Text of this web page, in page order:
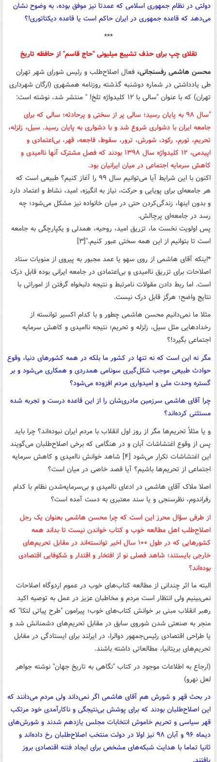
دولتی در نظام جمهوری اسلامی که عمدتا نیز موفق بوده، به وضوح نشان
می‌دهد که قاعده جمهوری در ایران حاکم است یا قاعده دیکتاتوری!؟
***
تقلای چپ برای حذف تشییع میلیونی "حاج قاسم" از حافظه تاریخ
محسن هاشمی رفسنجانی، فعال اصلاح‌طلب و رئیس شورای شهر تهران
طی یادداشتی در شماره دوشنبه گذشته روزنامه همشهری (ارگان شهرداری
تهران) که با عنوان "سالی با ۱۲ کلیدواژه تلخ! " منتشر شد، نوشته است:
"سال ۹۸ به پایان رسید؛ سالی پر از سختی و پرحادثه؛ سالی که برای
جامعه ایران با دشواری شروع شد و با دشواری به پایان رسید. سیل، زلزله،
تحریم، تورم، رکود، شورش، ترور، سقوط، فاجعه، قهر، بی‌اعتمادی و
اپیدمی، ۱۲ کلیدواژه سال ۱۳۹۸ بودند که فصل مشترک آنها ناامیدی و
کاهش سرمایه اجتماعی در میان ایرانیان بود.
اکنون با این شرایط آیا می‌توانیم سال ۹۹ را آغاز کنیم؟ طبیعی است که
هر جامعه‌ای برای پویایی و حرکت، نیاز به انگیزه، امید، نشاط و اعتماد دارد
و بدون اینها، زندگی‌کردن حتی در میان خانواده نیز مشکل می‌شود؛ چه
رسد در جامعه‌ای پرچالش.
پس اولویت نخست ما، تزریق امید، روحیه، همدلی و یکپارچگی به جامعه
است تا بتوانیم از این همه سختی عبور کنیم."[۳]
*اینکه آقای هاشمی از روی سهو یا عمد مجبور به پیروی از منویات ستاد
اصلاحات برای تزریق ناامیدی و بی‌اعتمادی در جامعه ایرانی بوده قابل درک
است. اما ربط دادن مقولات نامرتبط و نتیجه دلبخواه گرفتن از اموراتی با
نتایج واضح؛ هرگز قابل درک نیست.
مثلا ما نمی‌دانیم محسن هاشمی چطور و با کدام اکسیر توانسته از
رخدادهایی مثل سیل، زلزله و تحریم؛ نتیجه ناامیدی و کاهش سرمایه
اجتماعی بگیرد!؟
مگر نه این است که نه تنها در کشور ما بلکه در همه کشورهای دنیا، وقوع
حوادث طبیعی موجب شکل‌گیری سونامی همدردی و همکاری می‌شود و بر
گستره وحدت ملی و امیدواری مردم افزوده می‌شود؟
چرا آقای هاشمی سرزمین مادری‌شان را از این قاعده درست و تجربه شده
مستثنی کرده‌اند؟
و یا مثلاً تحریم‌ها مگر از روز اول انقلاب با مردم ایران نبوده‌اند؟ چرا باید
پس از وقوع اغتشاشات آبان و در هنگامی که برخی اصلاح‌طلبان می‌گویند
این اغتشاشات تکرار می‌شود [۴] شاهد خوانش ناامیدی و کاهش سرمایه
اجتماعی از تحریم‌ها باشیم؟ آیا قصد خاصی در میان است؟
اصلا ملاک آقای هاشمی در ادعای ناامیدی و بی‌سرمایه‌شدن نظام با کدام
رفراندوم، نظرسنجی و یا سند معتبری به دست آمده است؟
از طرفی سؤال محرز این است که چرا محسن هاشمی بعنوان یک رجل
اصلاح‌طلب اهل مطالعه خوب و کتاب خواندن نیست تا بداند همه
کشورهایی که در طول ۱۰۰ سال اخیر توانسته‌اند در مقابل تحریم‌های
خارجی بایستند؛ شاهد فصلی نو از افتخار و اقتدار و شکوفایی اقتصادی
بوده‌اند؟
البته ما اثر چندانی از مطالعه کتاب‌های خوب در عموم اردوگاه اصلاحات
نمی‌بینیم ولی انتظار است مردم و مخاطبان عزیز در عمل به توصیه اکید
رهبر انقلاب مبنی بر خوانش کتاب‌های خوب؛ پیرامون "طرح پیاتی لتکا" که
منجر به صنعتی شدن شوروی سابق در مقابل تحریم‌های دشمنانش شد و
یا طراحی اقتصادی رئیس‌جمهور دوالرا، در ایرلند برای ایستادگی در مقابل
تحریم‌های بریتانیا، مطالعاتی داشته باشند.
(ارجاع به اطلاعات موجود در کتاب "نگاهی به تاریخ جهان" نوشته جواهر
لعل نهرو)
در بحث قهر و شورش هم آقای هاشمی اگر نمی‌داند ولی مردم می‌دانند که
این اصلاح‌طلبان بودند که برای پوشش بی‌نتیجگی و ناکارآمدی خود مرتکب
قهر سیاسی و تحریم خاموش انتخابات مجلس یازدهم شدند و شورش‌های
دیماه ۹۶ و آبان ۹۸ نیز اولا در دولت منتخب اصلاح‌طلبان رخ داده‌اند و
ثانیا تماما با هدایت شبکه‌های مشخص برای ایجاد فتنه اقتصادی بروز